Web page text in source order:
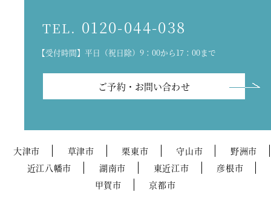
TEL. 0120-044-038
【受付時間】平日（祝日除）9：00から17：00まで
ご予約・お問い合わせ
大津市 草津市 栗東市 守山市
野洲市
近江八幡市
湖南市 東近江市
彦根市
甲賀市
京都市